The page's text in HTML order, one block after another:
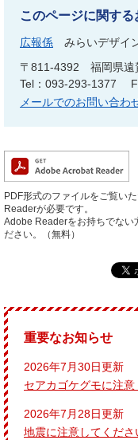
このページに関す
広報係
みらいデザイ
〒811-4392
福岡県遠
Tel：093-293-1377
メールでのお問い合わ
PDF形式のファイルをご覧い
Readerが必要です。
Adobe Readerをお持ちでない
ださい。（無料）
重要なお知らせ
2026年7月30日更新
セアカゴケグモに注意
2026年7月28日更新
地震に注意してくださ